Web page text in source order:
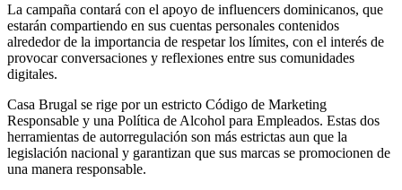
La campaña contará con el apoyo de influencers dominicanos, que
estarán compartiendo en sus cuentas personales contenidos
alrededor de la importancia de respetar los límites, con el interés de
provocar conversaciones y reflexiones entre sus comunidades
digitales.
Casa Brugal se rige por un estricto Código de Marketing
Responsable y una Política de Alcohol para Empleados. Estas dos
herramientas de autorregulación son más estrictas aun que la
legislación nacional y garantizan que sus marcas se promocionen de
una manera responsable.